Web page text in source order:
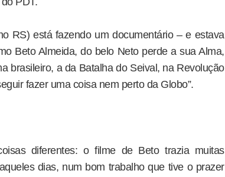
RS) está fazendo um documentário – e estava
Beto Almeida, do belo Neto perde a sua Alma,
brasileiro, a da Batalha do Seival, na Revolução
fazer uma coisa nem perto da Globo”.
diferentes: o filme de Beto trazia muitas
dias, num bom trabalho que tive o prazer